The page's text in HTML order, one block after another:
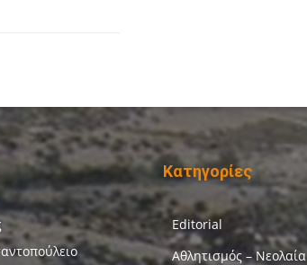
Κατηγορίες
Editorial
Αθλητισμός – Νεολαία